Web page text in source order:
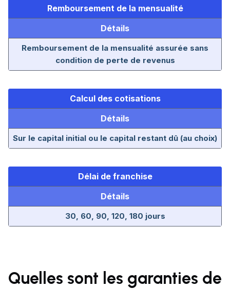
Remboursement de la mensualité
Détails
Remboursement de la mensualité assurée sans
condition de perte de revenus
Calcul des cotisations
Détails
Sur le capital initial ou le capital restant dû (au choix)
Délai de franchise
Détails
30, 60, 90, 120, 180 jours
Quelles sont les garanties de